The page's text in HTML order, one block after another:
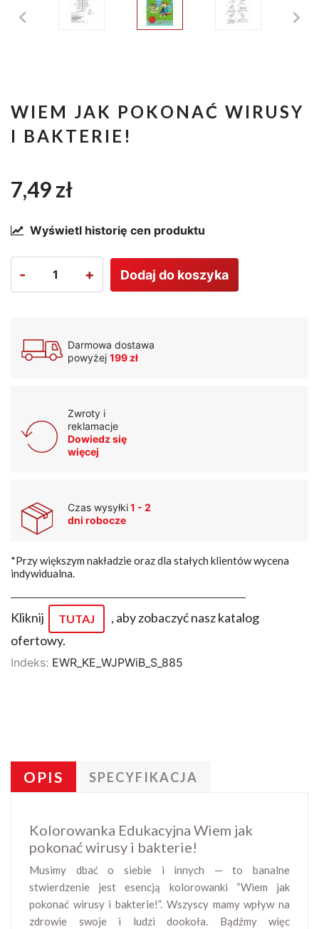
 
WIEM JAK POKONAĆ WIRUSY
I BAKTERIE!
7,49 zł
Wyświetl historię cen produktu
- + Dodaj do koszyka
Darmowa dostawa
powyżej 199 zł
Zwroty i
reklamacje
Dowiedz się
więcej
Czas wysyłki1 - 2
dni robocze
*Przy większym nakładzie oraz dla stałych klientów wycena
indywidualna.
Kliknij TUTAJ
, aby zobaczyć nasz katalog
ofertowy.
Indeks: EWR_KE_WJPWiB_S_885
OPIS SPECYFIKACJA
Kolorowanka Edukacyjna Wiem jak
pokonać wirusy i bakterie!
Musimy dbać o siebie i innych — to banalne
stwierdzenie jest esencją kolorowanki “Wiem jak
pokonać wirusy i bakterie!”. Wszyscy mamy wpływ na
zdrowie swoje i ludzi dookoła. Bądźmy więc